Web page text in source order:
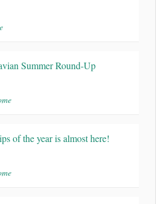
Summer Round-Up
of the year is almost here!